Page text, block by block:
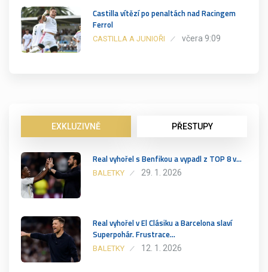
Castilla vítězí po penaltách nad Racingem
Ferrol
CASTILLA A JUNIOŘI včera 9:09
EXKLUZIVNĚ PŘESTUPY
Real vyhořel s Benfikou a vypadl z TOP 8 v…
BALETKY 29. 1. 2026
Real vyhořel v El Clásiku a Barcelona slaví
Superpohár. Frustrace…
BALETKY 12. 1. 2026